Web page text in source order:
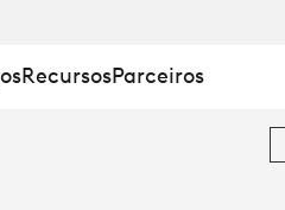
RecursosParceiros